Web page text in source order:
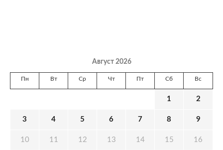
Август 2026
Пн Вт Ср Чт Пт Сб Вс
1 2
3 4 5 6 7 8 9
10 11 12 13 14 15 16